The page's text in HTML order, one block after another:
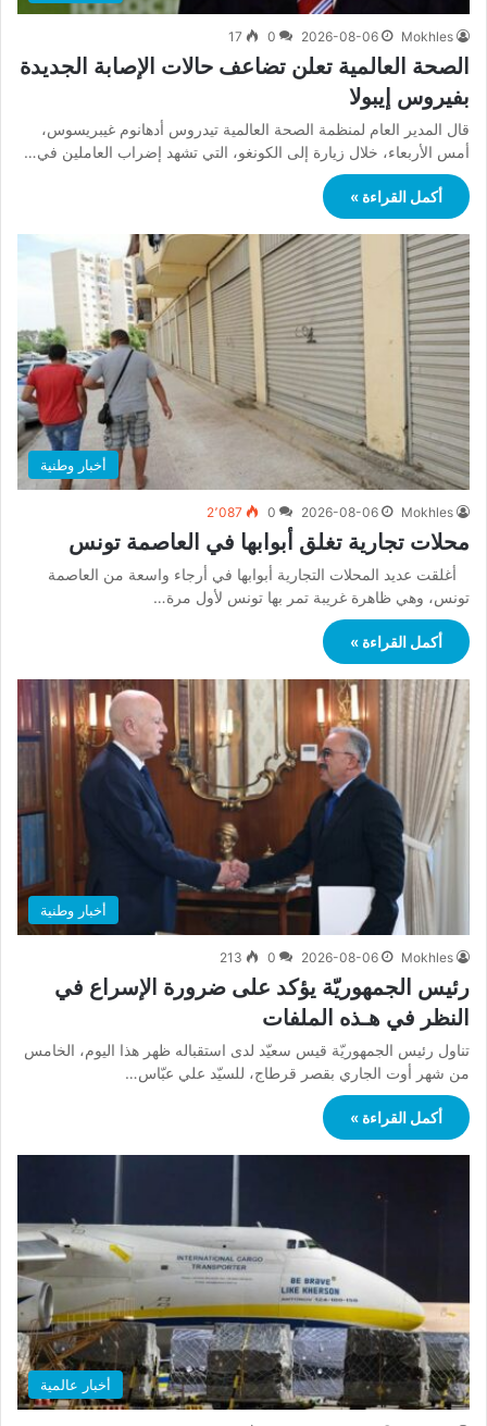
Mokhles
2026-08-06
0
17
الصحة العالمية تعلن تضاعف حالات الإصابة الجديدة
بفيروس إيبولا
قال المدير العام لمنظمة الصحة العالمية تيدروس أدهانوم غيبريسوس،
أمس الأربعاء، خلال زيارة إلى الكونغو، التي تشهد إضراب العاملين في…
أكمل القراءة »
أخبار وطنية
Mokhles
2026-08-06
0 2٬087
محلات تجارية تغلق أبوابها في العاصمة تونس
أغلقت عديد المحلات التجارية أبوابها في أرجاء واسعة من العاصمة
تونس، وهي ظاهرة غريبة تمر بها تونس لأول مرة…
أكمل القراءة »
أخبار وطنية
Mokhles
2026-08-06
0
213
رئيس الجمهوريّة يؤكد على ضرورة الإسراع في
النظر في هـذه الملفات
تناول رئيس الجمهوريّة قيس سعيّد لدى استقباله ظهر هذا اليوم، الخامس
من شهر أوت الجاري بقصر قرطاج، للسيّد علي عبّاس…
أكمل القراءة »
أخبار عالمية